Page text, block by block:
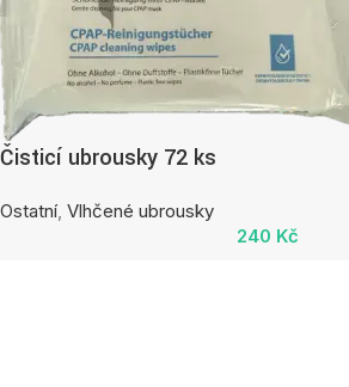
Čisticí ubrousky 72 ks
Ostatní, Vlhčené ubrousky
240 Kč